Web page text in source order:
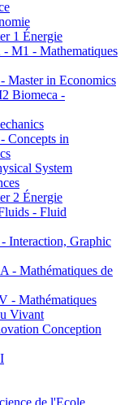
1 Énergie
M1 - Mathematiques
in Economics
Biomeca -
Concepts in
System
2 Énergie
- Fluid
Graphic
- Mathématiques de
- Mathématiques
Vivant
Conception
de l'Ecole